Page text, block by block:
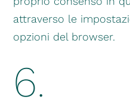
attraverso le
opzioni del browser.
6.